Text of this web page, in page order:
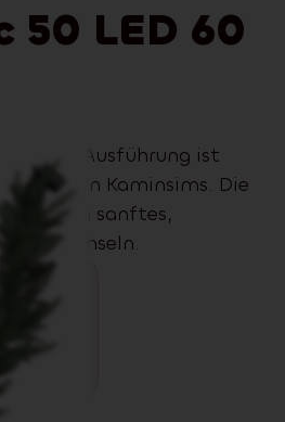
50 LED 60
Ausführung ist
oder den Kaminsims. Die
für ein sanftes,
wechseln.